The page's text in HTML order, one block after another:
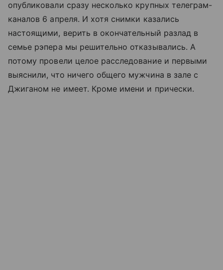
опубликовали сразу несколько крупных телеграм-
каналов 6 апреля. И хотя снимки казались
настоящими, верить в окончательный разлад в
семье рэпера мы решительно отказывались. А
потому провели целое расследование и первыми
выяснили, что ничего общего мужчина в зале с
Джиганом не имеет. Кроме имени и прически.